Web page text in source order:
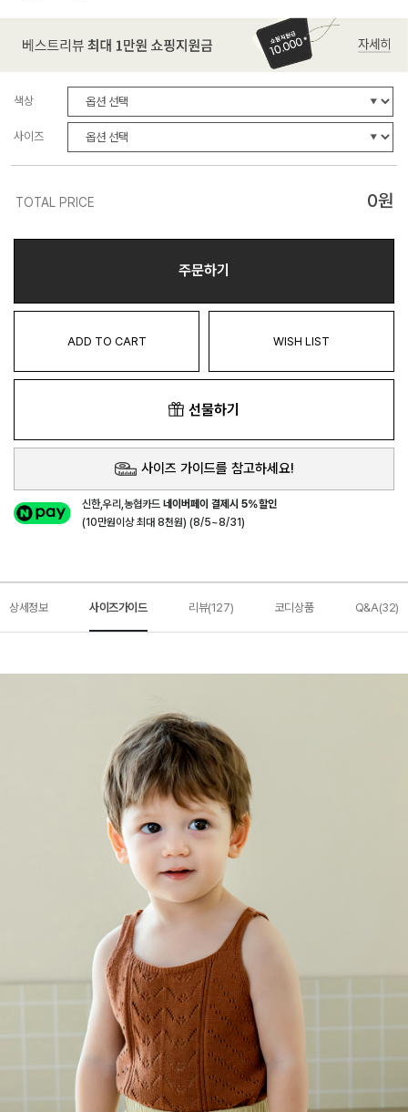
색상
사이즈
TOTAL PRICE 0원
주문하기
ADD TO CART WISH LIST
선물하기
사이즈 가이드를 참고하세요!
신한,우리,농협카드네이버페이 결제시 5%할인
(10만원이상 최대 8천원) (8/5~8/31)
상세정보 사이즈가이드 리뷰(127) 코디상품 Q&A(32)